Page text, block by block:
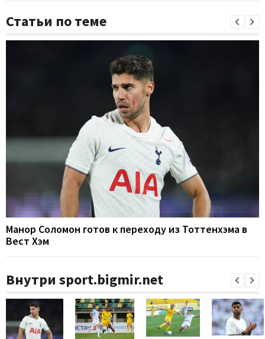
Статьи по теме
Манор Соломон готов к переходу из Тоттенхэма в
Вест Хэм
Внутри sport.bigmir.net